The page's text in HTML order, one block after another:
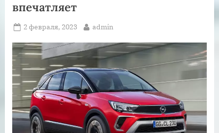
впечатляет
Posted
2 февраля, 2023 By
admin